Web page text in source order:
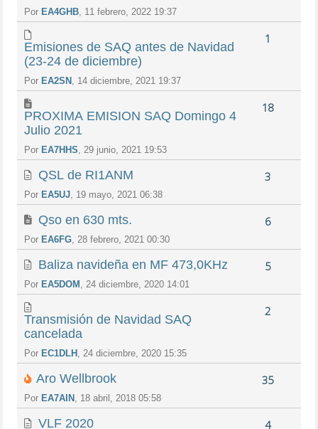
Por EA4GHB , 11 febrero, 2022 19:37
Emisiones de SAQ antes de Navidad
(23-24 de diciembre)
Por EA2SN , 14 diciembre, 2021 19:37
1
PROXIMA EMISION SAQ Domingo 4
Julio 2021
Por EA7HHS , 29 junio, 2021 19:53
18
QSL de RI1ANM
Por EA5UJ , 19 mayo, 2021 06:38
3
Qso en 630 mts.
Por EA6FG , 28 febrero, 2021 00:30
6
Baliza navideña en MF 473,0KHz
Por EA5DOM , 24 diciembre, 2020 14:01
5
Transmisión de Navidad SAQ
cancelada
Por EC1DLH , 24 diciembre, 2020 15:35
2
Aro Wellbrook
Por EA7AIN , 18 abril, 2018 05:58
35
VLF 2020 4